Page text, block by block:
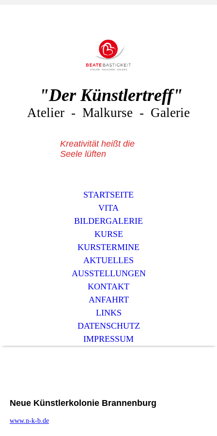
"Der Künstlertreff"
Atelier - Malkurse - Galerie
Kreativität heißt die
Seele lüften
STARTSEITE
VITA
BILDERGALERIE
KURSE
KURSTERMINE
AKTUELLES
AUSSTELLUNGEN
KONTAKT
ANFAHRT
LINKS
DATENSCHUTZ
IMPRESSUM
Neue Künstlerkolonie Brannenburg
www.n-k-b.de